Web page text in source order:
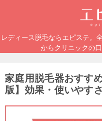
レディース脱毛ならエピステ。
からクリニックの
家庭用脱毛器おすす
版】効果・使いやす